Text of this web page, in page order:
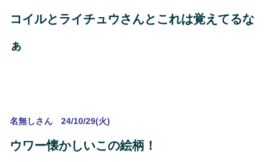
コイルとライチュウさんとこれは覚えてるな
ぁ
名無しさん 24/10/29(火)
ウワー懐かしいこの絵柄！